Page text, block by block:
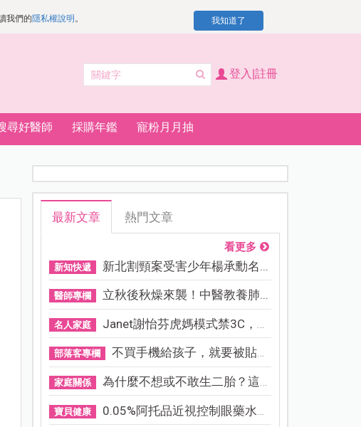
我們的隱私權說明 。 我知道了
登入|註冊
尋好醫師 採購年鑑 寵粉月月抽
最新文章 熱門文章
看更多
新知快遞 新北割頸案受害少年楊承勳名...
醫師專欄 立秋後秋燥來襲！中醫教養肺...
名人家庭 Janet謝怡芬虎媽模式禁3C，看...
部落客專欄 不買手機給孩子，就要被貼「...
家庭關係 為什麼不想或不敢生二胎？這8...
寶貝健康 0.05%阿托品近視控制眼藥水納...